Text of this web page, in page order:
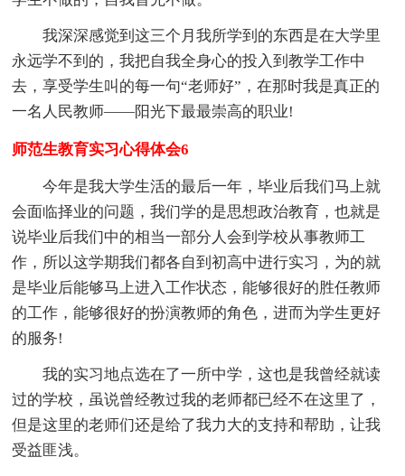
我深深感觉到这三个月我所学到的东西是在大学里
永远学不到的，我把自我全身心的投入到教学工作中
去，享受学生叫的每一句“老师好”，在那时我是真正的
一名人民教师——阳光下最最崇高的职业!
师范生教育实习心得体会6
今年是我大学生活的最后一年，毕业后我们马上就
会面临择业的问题，我们学的是思想政治教育，也就是
说毕业后我们中的相当一部分人会到学校从事教师工
作，所以这学期我们都各自到初高中进行实习，为的就
是毕业后能够马上进入工作状态，能够很好的胜任教师
的工作，能够很好的扮演教师的角色，进而为学生更好
的服务!
我的实习地点选在了一所中学，这也是我曾经就读
过的学校，虽说曾经教过我的老师都已经不在这里了，
但是这里的老师们还是给了我力大的支持和帮助，让我
受益匪浅。